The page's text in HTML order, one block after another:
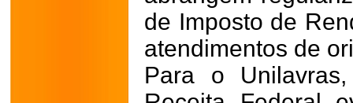
de Imposto de
atendimentos de
Para o